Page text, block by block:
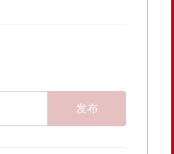
发布